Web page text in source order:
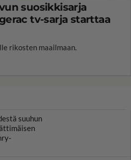
suosikkisarja
tv-sarja starttaa
rikosten maailmaan.
suuhun